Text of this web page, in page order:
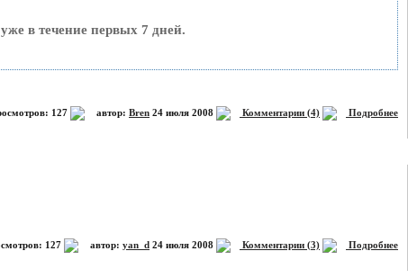
в течение первых 7 дней.
127 автор: Bren 24 июля 2008 Комментарии (4) Подробнее
127 автор: yan_d 24 июля 2008 Комментарии (3) Подробнее